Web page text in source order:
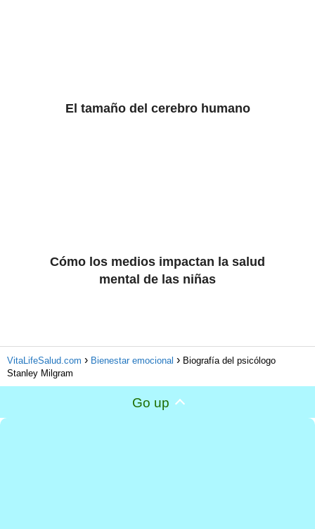
El tamaño del cerebro humano
Cómo los medios impactan la salud
mental de las niñas
VitaLifeSalud.com Bienestar emocional
Biografía del psicólogo
Stanley Milgram
Go up